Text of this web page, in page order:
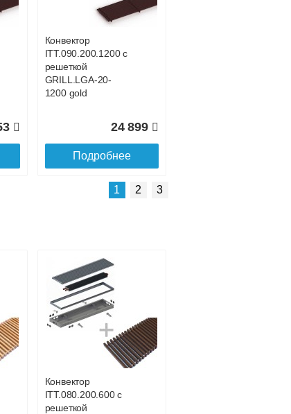
Подробнее о доставке
Конвектор
ITT.090.200.1200 с
решеткой
GRILL.LGA-20-
1200 gold
24 899
Подробнее
Конвектор
ITT.090.200.1500 с
GRILL.LGA-20-
30 428
1 2 3
Конвектор
ITT.080.200.600 с
решеткой